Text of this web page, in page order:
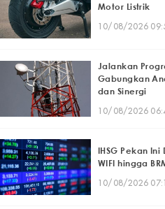
Motor Listrik
10/08/2026
Jalankan
Gabungkan
dan Sinergi
10/08/2026
IHSG Pekan
WIFI hingga
10/08/2026